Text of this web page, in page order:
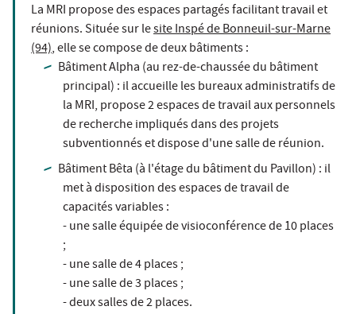
La MRI propose des espaces partagés facilitant travail et
réunions. Située sur lesite Inspé de Bonneuil-sur-Marne
(94), elle se compose de deux bâtiments :
Bâtiment Alpha (au rez-de-chaussée du bâtiment
principal) : il accueille les bureaux administratifs de
la MRI, propose 2 espaces de travail aux personnels
de recherche impliqués dans des projets
subventionnés et dispose d'une salle de réunion.
Bâtiment Bêta (à l'étage du bâtiment du Pavillon) : il
met à disposition des espaces de travail de
capacités variables :
- une salle équipée de visioconférence de 10 places
;
- une salle de 4 places ;
- une salle de 3 places ;
- deux salles de 2 places.